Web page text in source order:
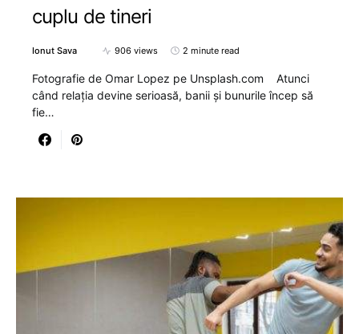
cuplu de tineri
Ionut Sava 906 views 2 minute read
Fotografie de Omar Lopez pe Unsplash.com Atunci
când relația devine serioasă, banii și bunurile încep să
fie…